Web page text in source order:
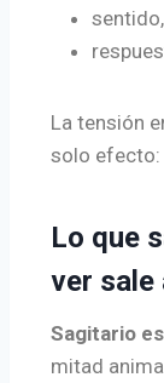
sentido,
La tensión
solo efecto:
Lo que
ver sale
Sagitario
mitad